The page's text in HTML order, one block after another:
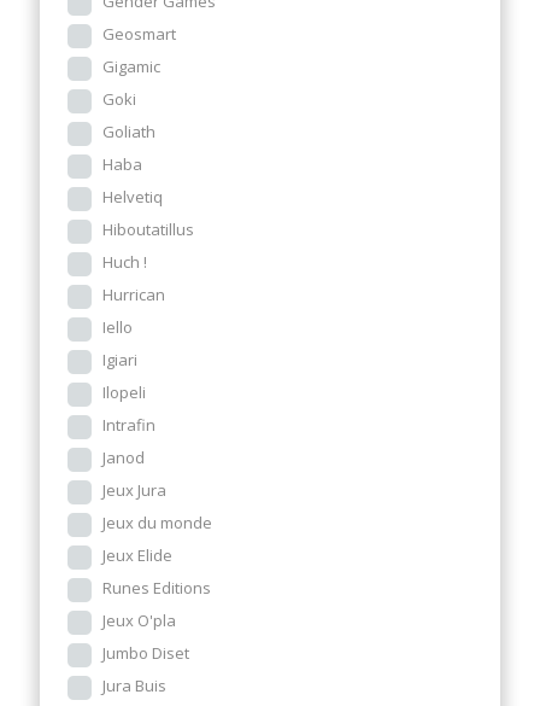
Geosmart
Gigamic
Goki
Goliath
Haba
Helvetiq
Hiboutatillus
Huch !
Hurrican
Iello
Igiari
Ilopeli
Intrafin
Janod
Jeux Jura
Jeux du monde
Jeux Elide
Runes Editions
Jeux O'pla
Jumbo Diset
Jura Buis